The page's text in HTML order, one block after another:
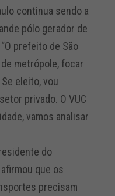
continua sendo a
pólo gerador de
prefeito de São
metrópole, focar
eleito, vou
privado. O VUC
vamos analisar
do
que os
precisam